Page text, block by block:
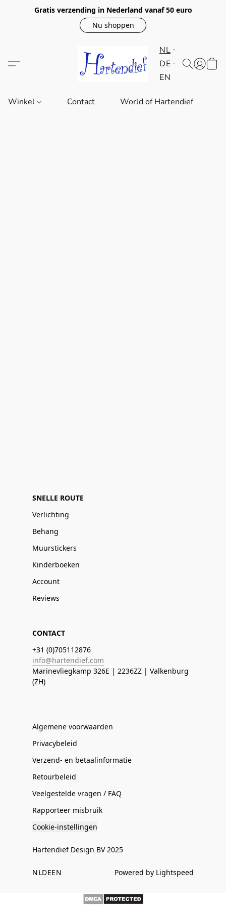
Gratis verzending in Nederland vanaf 50 euro
Nu shoppen
NL
DE
EN
Winkel Contact World of Hartendief
SNELLE ROUTE
Verlichting
Behang
Muurstickers
Kinderboeken
Account
Reviews
CONTACT
+31 (0)705112876
info@hartendief.com
Marinevliegkamp 326E | 2236ZZ | Valkenburg
(ZH)
Algemene voorwaarden
Privacybeleid
Verzend- en betaalinformatie
Retourbeleid
Veelgestelde vragen / FAQ
Rapporteer misbruik
Cookie-instellingen
Hartendief Design BV 2025
NLDEEN Powered by Lightspeed